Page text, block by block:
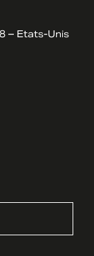
– Etats-Unis